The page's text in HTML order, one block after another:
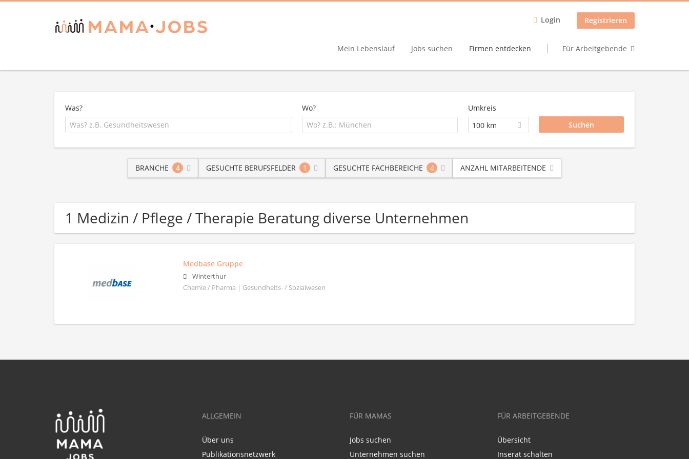
Login Registrieren
Mein Lebenslauf Jobs suchen Firmen entdecken Für Arbeitgebende
Was? Wo?
Umkreis
100 km
BRANCHE 4 GESUCHTE BERUFSFELDER 1 GESUCHTE FACHBEREICHE 4 ANZAHL MITARBEITENDE
1 Medizin / Pflege / Therapie Beratung diverse Unternehmen
Medbase Gruppe
Winterthur
Chemie / Pharma | Gesundheits- / Sozialwesen
ALLGEMEIN
Über uns
Publikationsnetzwerk
FÜR MAMAS
Jobs suchen
Unternehmen suchen
FÜR ARBEITGEBENDE
Übersicht
Inserat schalten